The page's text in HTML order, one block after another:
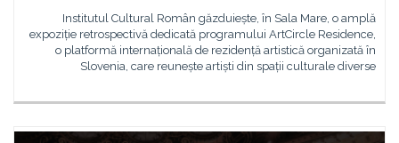
Institutul Cultural Român găzduiește, în Sala Mare, o amplă
expoziție retrospectivă dedicată programului ArtCircle Residence,
o platformă internațională de rezidență artistică organizată în
Slovenia, care reunește artiști din spații culturale diverse